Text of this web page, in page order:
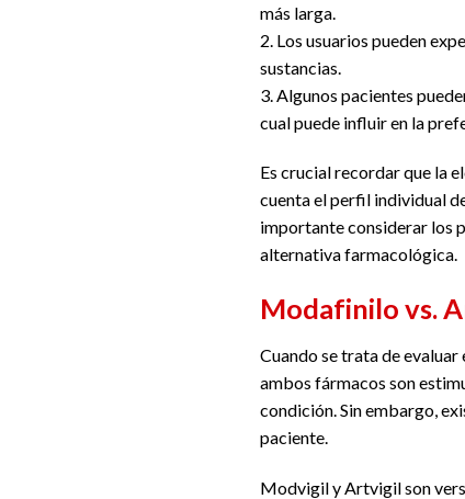
más larga.
2. Los usuarios pueden
sustancias.
3. Algunos pacientes
cual puede influir en la
Es crucial recordar que la
cuenta el perfil individual
importante considerar los
alternativa farmacológica.
Modafinilo vs.
Cuando se trata de evaluar
ambos fármacos son
condición. Sin embargo,
paciente.
Modvigil y Artvigil son